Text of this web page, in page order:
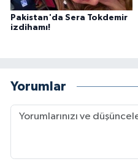
Pakistan'da Sera Tokdemir
izdihamı!
Yorumlar